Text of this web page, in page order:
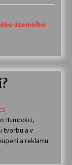
územního
Humpolci,
tvorbu a v
a reklamu